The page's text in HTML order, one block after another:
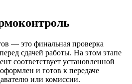
— это финальная проверка
сдачей работы. На этом этапе
соответствует установленной
и готов к передаче
или комиссии.